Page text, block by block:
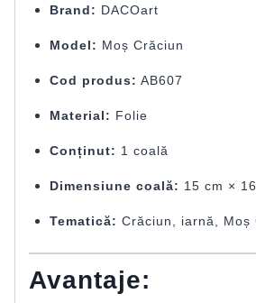
Brand: DACOart
Model: Moș Crăciun
Cod produs: AB607
Material: Folie
Conținut: 1 coală
Dimensiune coală: 15 cm ×
Tematică: Crăciun, iarnă, Moș
Avantaje: